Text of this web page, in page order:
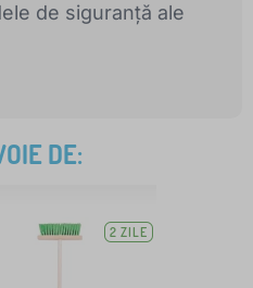
de siguranță ale
DE:
2 ZILE